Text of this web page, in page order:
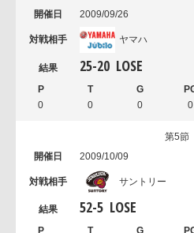
2009/09/26
ヤマハ
25-20 LOSE
0 0 0 0
第5節
2009/10/09
サントリー
52-5 LOSE